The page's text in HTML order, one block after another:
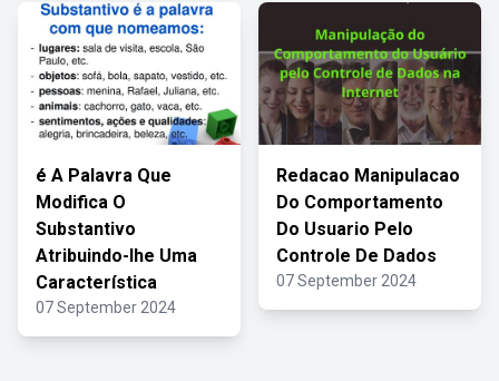
é A Palavra Que
Modifica O
Substantivo
Atribuindo-lhe Uma
Característica
07 September 2024
Redacao Manipulacao
Do Comportamento
Do Usuario Pelo
Controle De Dados
07 September 2024